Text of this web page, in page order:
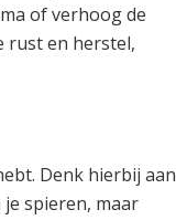
of verhoog de
rust en herstel,
Denk hierbij aan
spieren, maar